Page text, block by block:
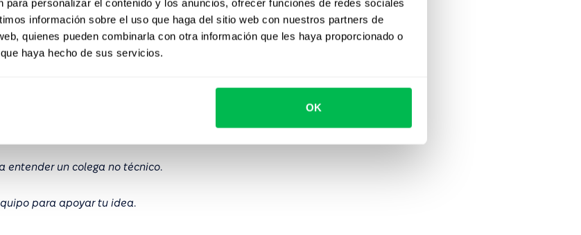
para personalizar el contenido y los anuncios, ofrecer funciones de redes sociales
información sobre el uso que haga del sitio web con nuestros partners de
quienes pueden combinarla con otra información que les haya proporcionado o
haya hecho de sus servicios.
OK
seguimiento de candidatos (ATS), donde los
los aspirantes seleccionados son invitados
al puesto y a la empresa. Estas pueden
de problemas o relacionadas con la
entender un colega no técnico.
para apoyar tu idea.